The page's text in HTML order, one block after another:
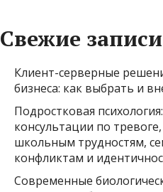
Свежие записи
Клиент-серверные
бизнеса: как выбрать и
Подростковая психология:
консультации по
школьным трудностям,
конфликтам и
Современные